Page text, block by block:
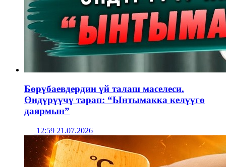
Бөрүбаевдердин үй талаш маселеси.
Өндүрүүчү тарап: “Ынтымакка келүүгө
даярмын”
12:59 21.07.2026